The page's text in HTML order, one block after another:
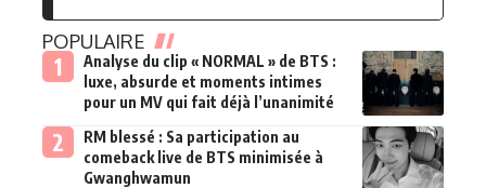
POPULAIRE
Analyse du clip « NORMAL » de BTS :
luxe, absurde et moments intimes
pour un MV qui fait déjà l’unanimité
RM blessé : Sa participation au
comeback live de BTS minimisée à
Gwanghwamun